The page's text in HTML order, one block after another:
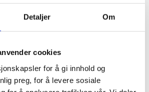
Detaljer Om
cookies
for å gi innhold og
preg, for å levere sosiale
62 mm
på lager i59 varehus